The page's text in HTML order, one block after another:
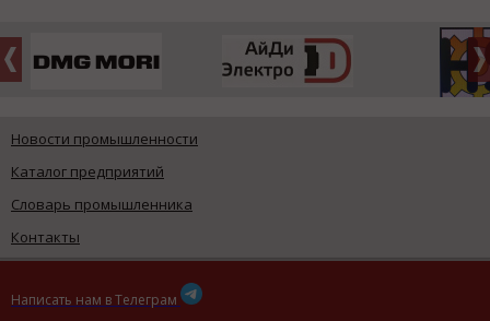
Новости промышленности
Каталог предприятий
Словарь промышленника
Контакты
Написать нам в Телеграм